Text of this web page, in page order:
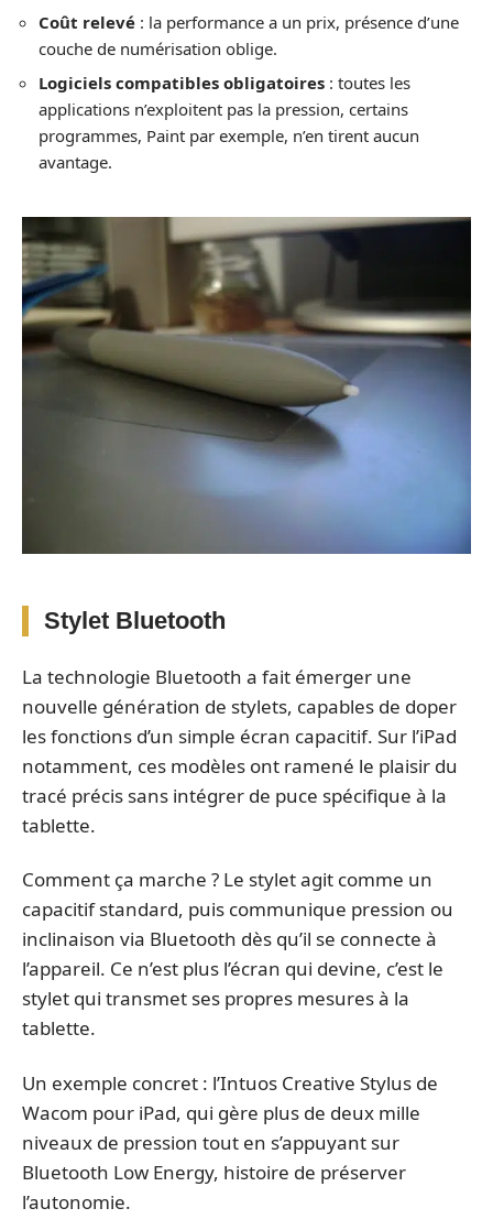
Coût relevé : la performance a un prix, présence d’une
couche de numérisation oblige.
Logiciels compatibles obligatoires : toutes les
applications n’exploitent pas la pression, certains
programmes, Paint par exemple, n’en tirent aucun
avantage.
Stylet Bluetooth
La technologie Bluetooth a fait émerger une
nouvelle génération de stylets, capables de doper
les fonctions d’un simple écran capacitif. Sur l’iPad
notamment, ces modèles ont ramené le plaisir du
tracé précis sans intégrer de puce spécifique à la
tablette.
Comment ça marche ? Le stylet agit comme un
capacitif standard, puis communique pression ou
inclinaison via Bluetooth dès qu’il se connecte à
l’appareil. Ce n’est plus l’écran qui devine, c’est le
stylet qui transmet ses propres mesures à la
tablette.
Un exemple concret : l’Intuos Creative Stylus de
Wacom pour iPad, qui gère plus de deux mille
niveaux de pression tout en s’appuyant sur
Bluetooth Low Energy, histoire de préserver
l’autonomie.